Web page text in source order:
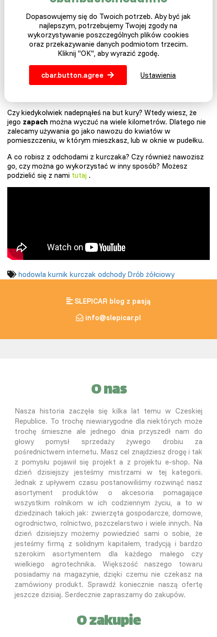
Odchody = nawóz
Wiadra już pękają pod stertą odchodów kurczaków i nie
wiesz, co z nimi zrobić? Nauczymy cię, jakkorzystać zkury.
To bardzo proste i skuteczne. Jak to zrobić Włóż usunięte
odchody z kurnika do dużego plastikowego bębna około 30
wystarczająco sfermentowane jako idealny nawóz
Czy kiedykolwiek nadepnąłeś na but kury? Wtedy wiesz, że
jego zapach można wyczuć na wiele kilometrów. Dlatego nie
zalecamy używania go jako nawozu do kwiatów w
pomieszczeniu, w którym mieszkasz, lub w oknie w pudełku.
A co robisz z odchodami z kurczaka? Czy również nawozisz
go, czy można go wykorzystać w inny sposób? Możesz
podzielić się z nami tutaj .
hodowla kurnik kurczak odchody Drób żółciowy
SLEPICAR blog z pasją
info@slepicar.pl
O nas
Nasza historia zaczęła się kilka lat temu w Czeskiej
Republice. To trochę niewiarygodne dla niektórych może
trochę śmieszne ale jednego dnia przyszedł nam do
głowy pomysł sprzedaży żywego drobiu za
pośrednictwem internetu. Masz cel znajdziesz drogę i tak
z pomysłu pojawił się projekt a z projektu e-shop. Na
dzień dzisiejszy jesteśmy mistrzami w tej kategorii.
Jednak z upływem czasu postanowiliśmy rozwinąć nasz
asortyment produktów o akcesoria pomagające
wszystkim rolnikom w ich codziennym życiu, a to w
dziedzinach takich jak: zwierzęta gospodarcze, domowe,
ogrodnictwo, rolnictwo, pszczelarstwo i wiele innych. Na
dzień dzisiejszy możemy powiedzieć sami o sobie, że
jesteśmy firmą z solidnym kapitałem, tradycją i bardzo
szerokim asortymentem dla każdego małego czy
wielkiego agrotechnika. Większość naszego towaru
posiadamy na magazynie, dzięki czemu nie czekasz na
zamówiony produkt. Sprawdź koniecznie naszą ofertę
jeszcze dzisiaj. Serdecznie zapraszamy do zakupów.
O zakupie
Dopasowujemy się do Twoich potrzeb. Aby być jak
najlepszym, potrzebujemy Twojej zgody na
wykorzystywanie poszczególnych plików cookies
oraz przekazywanie danych podmiotom trzecim.
Kliknij "OK", aby wyrazić zgodę.
cbar.button.agree Ustawienia